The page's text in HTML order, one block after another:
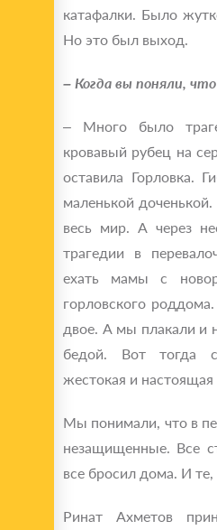
катафалки. Было
Но это был выход.
– Когда вы поняли,
– Много было
кровавый рубец на
оставила Горловка.
маленькой
весь мир. А через
трагедии в
ехать мамы с
горловского
двое. А мы плакали и
бедой. Вот тогда
жестокая и настоящая
Мы понимали, что в
незащищенные. Все
все бросил дома. И те,
Ринат Ахметов